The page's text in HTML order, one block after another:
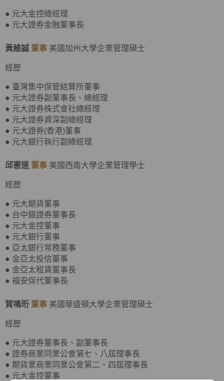
● 元大金控總經理
● 元大證券金融董事長
黃維誠 董事 美國加州大學企業管理碩士
經歷
● 臺灣集中保管結算所董事
● 元大證券副董事長、總經理
● 元大證券株式會社總經理
● 元大證券資深副總經理
● 元大證券(香港)董事
● 元大銀行執行副總經理
邱憲道 董事 美國西南大學企業管理學士
經歷
● 元大期貨董事
● 台中銀證券董事長
● 元大金控董事
● 元大銀行董事
● 亞太銀行常務董事
● 金亞太投信董事
● 金亞太租賃董事長
● 福安保代董事長
賀鳴珩 董事 美國華盛頓大學企業管理碩士
經歷
● 元大證券董事長、副董事長
● 證券商業同業公會第七、八屆理事長
● 期貨業商業同業公會第二、四屆理事長
● 元大金控董事